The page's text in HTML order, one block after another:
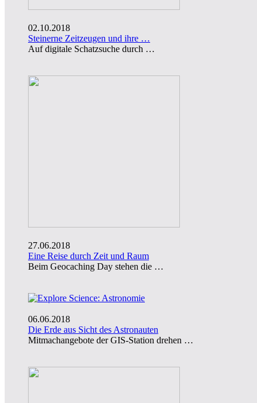
02.10.2018
Steinerne Zeitzeugen und ihre …
Auf digitale Schatzsuche durch …
27.06.2018
Eine Reise durch Zeit und Raum
Beim Geocaching Day stehen die …
06.06.2018
Die Erde aus Sicht des Astronauten
Mitmachangebote der GIS-Station drehen …